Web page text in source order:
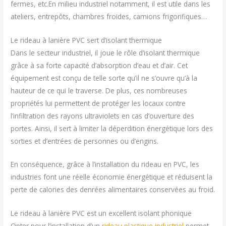
fermes, etc.En milieu industriel notamment, il est utile dans les
ateliers, entrepôts, chambres froides, camions frigorifiques…
Le rideau à lanière PVC sert d’isolant thermique
Dans le secteur industriel, il joue le rôle d’isolant thermique
grâce à sa forte capacité d’absorption d’eau et d’air. Cet
équipement est conçu de telle sorte qu’il ne s’ouvre qu’à la
hauteur de ce qui le traverse. De plus, ces nombreuses
propriétés lui permettent de protéger les locaux contre
l’infiltration des rayons ultraviolets en cas d’ouverture des
portes. Ainsi, il sert à limiter la déperdition énergétique lors des
sorties et d’entrées de personnes ou d’engins.
En conséquence, grâce à l’installation du rideau en PVC, les
industries font une réelle économie énergétique et réduisent la
perte de calories des denrées alimentaires conservées au froid.
Le rideau à lanière PVC est un excellent isolant phonique